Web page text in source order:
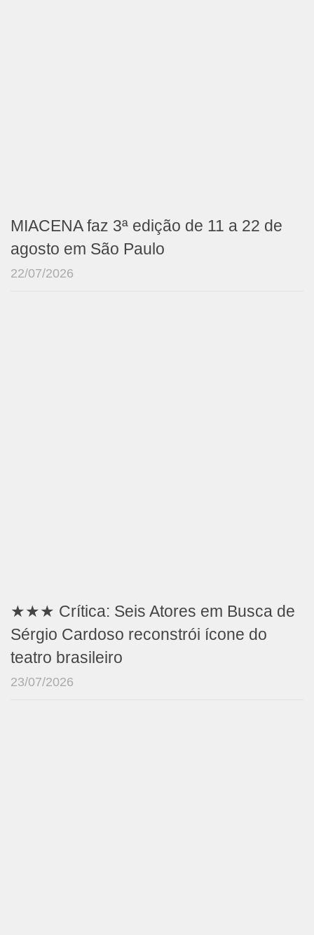
MIACENA faz 3ª edição de 11 a 22 de
agosto em São Paulo
22/07/2026
★★★ Crítica: Seis Atores em Busca de
Sérgio Cardoso reconstrói ícone do
teatro brasileiro
23/07/2026